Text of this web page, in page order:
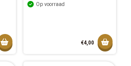
Toevoegen aan mandje
Op voorraad
€4,00